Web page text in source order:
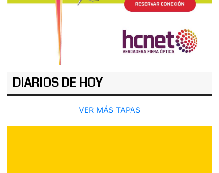
DIARIOS DE HOY
VER MÁS TAPAS